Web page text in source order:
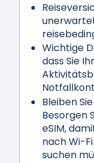
Wichtige
dass Sie
Bleiben
Besorgen
eSIM,
nach Wi-
suchen